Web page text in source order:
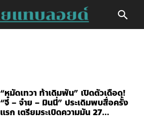
“หมัดเทวา ท้าเดิมพัน” เปิดตัวเดือด!
“จี๋ – จ๋าย – มินนี่” ประเดิมพบสื่อครั้ง
แรก เตรียมระเบิดความมัน 27...